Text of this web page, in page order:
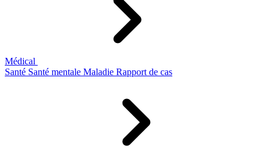
Médical
Santé Santé mentale Maladie Rapport de cas